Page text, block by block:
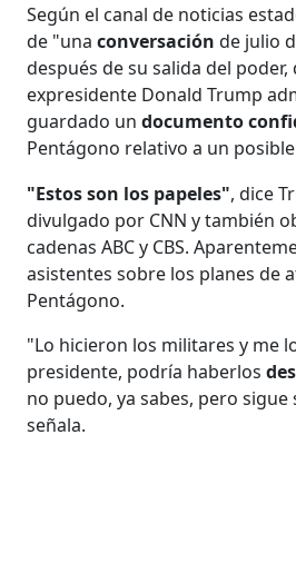
Según el canal de noticias
de "unaconversaciónde julio
después de su salida del
expresidente Donald Trump
guardado un documento
Pentágono relativo a un
"Estos son los papeles", dice
divulgado por CNN y también
cadenas ABC y CBS.
asistentes sobre los planes de
Pentágono.
"Lo hicieron los militares y me
presidente, podría haberlos
no puedo, ya sabes, pero
señala.